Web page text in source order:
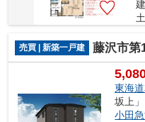
売買 | 新築一戸建 藤沢市
東海
坂上
小田